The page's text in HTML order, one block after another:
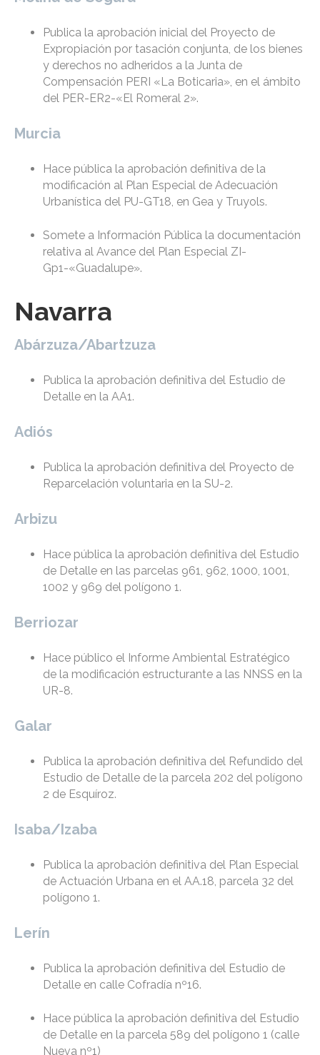
Publica la aprobación inicial del Proyecto de
Expropiación por tasación conjunta, de los bienes
y derechos no adheridos a la Junta de
Compensación PERI «La Boticaria», en el ámbito
del PER-ER2-«El Romeral 2».
Murcia
Hace pública la aprobación definitiva de la
modificación al Plan Especial de Adecuación
Urbanística del PU-GT18, en Gea y Truyols.
Somete a Información Pública la documentación
relativa al Avance del Plan Especial ZI-
Gp1-«Guadalupe».
Navarra
Abárzuza/Abartzuza
Publica la aprobación definitiva del Estudio de
Detalle en la AA1.
Adiós
Publica la aprobación definitiva del Proyecto de
Reparcelación voluntaria en la SU-2.
Arbizu
Hace pública la aprobación definitiva del Estudio
de Detalle en las parcelas 961, 962, 1000, 1001,
1002 y 969 del polígono 1.
Berriozar
Hace público el Informe Ambiental Estratégico
de la modificación estructurante a las NNSS en la
UR-8.
Galar
Publica la aprobación definitiva del Refundido del
Estudio de Detalle de la parcela 202 del polígono
2 de Esquíroz.
Isaba/Izaba
Publica la aprobación definitiva del Plan Especial
de Actuación Urbana en el AA.18, parcela 32 del
polígono 1.
Lerín
Publica la aprobación definitiva del Estudio de
Detalle en calle Cofradía nº16.
Hace pública la aprobación definitiva del Estudio
de Detalle en la parcela 589 del polígono 1 (calle
Nueva nº1)